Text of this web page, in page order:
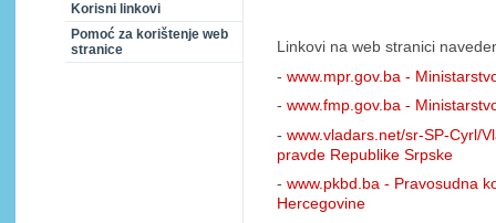
Korisni linkovi
Pomoć za korištenje web
stranice
Linkovi na web stranici
- www.mpr.gov.ba -
- www.fmp.gov.ba -
- www.vladars.net/sr-SP-Cyrl/
pravde Republike Srpske
- www.pkbd.ba - Pravosudna
Hercegovine